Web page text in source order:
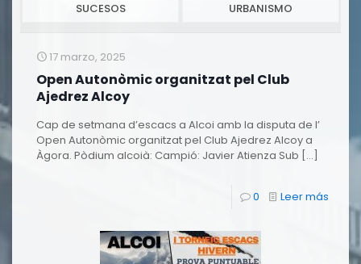
SUCESOS URBANISMO
17 marzo, 2025
Open Autonòmic organitzat pel Club
Ajedrez Alcoy
Cap de setmana d’escacs a Alcoi amb la disputa de l’
Open Autonòmic organitzat pel Club Ajedrez Alcoy a
Àgora. Pòdium alcoià: Campió: Javier Atienza Sub […]
0 Leer más